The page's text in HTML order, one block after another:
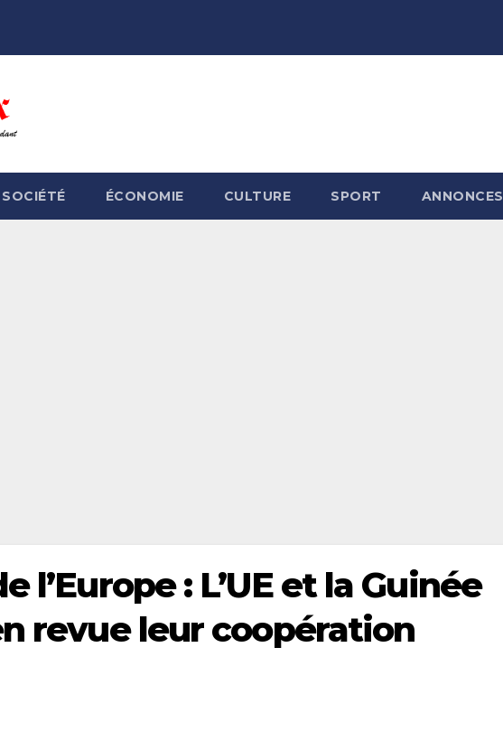
SOCIÉTÉ ÉCONOMIE CULTURE SPORT ANNONCES
l’Europe : L’UE et la Guinée
revue leur coopération